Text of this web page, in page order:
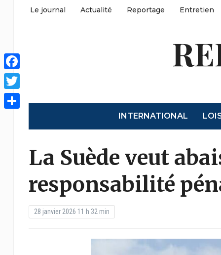
Le journal Actualité Reportage Entretien
INTERNATIONAL
La Suède veut
responsabilité
28 janvier 2026 11 h 32 min
Facebook
Twitter